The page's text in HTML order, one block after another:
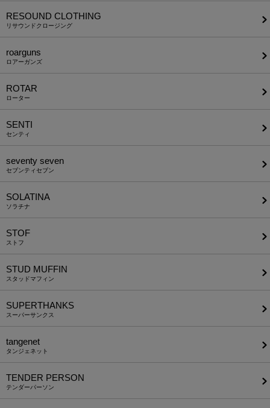
RESOUND CLOTHING
リサウンドクロージング
roarguns
ロアーガンズ
ROTAR
ローター
SENTI
センティ
seventy seven
セブンティセブン
SOLATINA
ソラチナ
STOF
ストフ
STUD MUFFIN
スタッドマフィン
SUPERTHANKS
スーパーサンクス
tangenet
タンジェネット
TENDER PERSON
テンダーパーソン